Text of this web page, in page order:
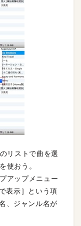
リストで曲を選
使おう。
アップメニュー
表示］という項
、ジャンル名が